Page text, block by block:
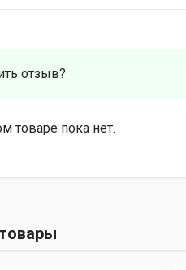
отзыв?
товаре пока нет.